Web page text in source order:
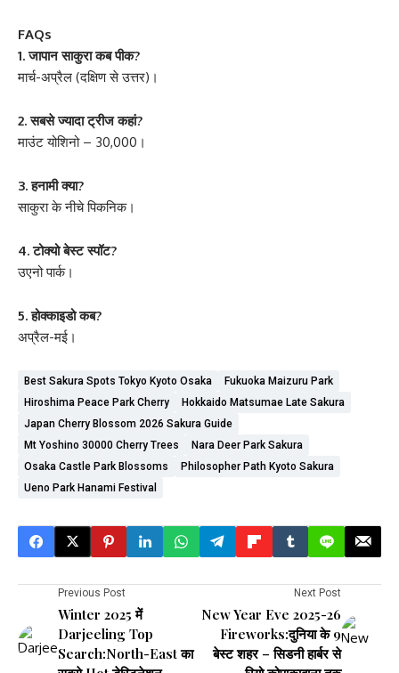
FAQs
1. जापान साकुरा कब पीक?
मार्च-अप्रैल (दक्षिण से उत्तर)।
2. सबसे ज्यादा ट्रीज कहां?
माउंट योशिनो – 30,000।
3. हनामी क्या?
साकुरा के नीचे पिकनिक।
4. टोक्यो बेस्ट स्पॉट?
उएनो पार्क।
5. होक्काइडो कब?
अप्रैल-मई।
Best Sakura Spots Tokyo Kyoto Osaka
Fukuoka Maizuru Park
Hiroshima Peace Park Cherry
Hokkaido Matsumae Late Sakura
Japan Cherry Blossom 2026 Sakura Guide
Mt Yoshino 30000 Cherry Trees
Nara Deer Park Sakura
Osaka Castle Park Blossoms
Philosopher Path Kyoto Sakura
Ueno Park Hanami Festival
Previous Post
Winter 2025 में
Darjeeling Top
Search:North-East का
Next Post
New Year Eve 2025-26
Fireworks:दुनिया के 9
बेस्ट शहर – सिडनी हार्बर से